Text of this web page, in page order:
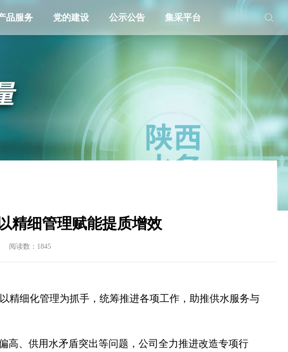
品服务 党的建设 公示公告 集采平台
精细管理赋能提质增效
阅读数：1845
精细化管理为抓手，统筹推进各项工作，助推供水服务与
高、供用水矛盾突出等问题，公司全力推进改造专项行